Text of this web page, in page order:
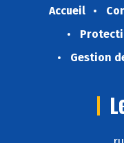
Accueil
Gestion